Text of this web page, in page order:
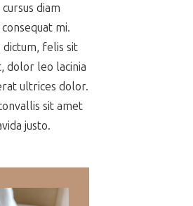
diam
mi.
dictum, felis sit
dolor leo lacinia
ultrices dolor.
sit amet
justo.